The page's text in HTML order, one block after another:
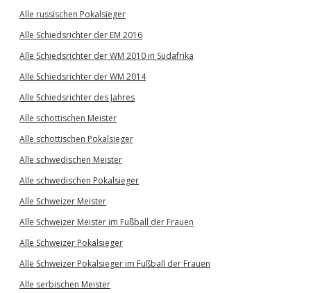
Alle russischen Pokalsieger
Alle Schiedsrichter der EM 2016
Alle Schiedsrichter der WM 2010 in Südafrika
Alle Schiedsrichter der WM 2014
Alle Schiedsrichter des Jahres
Alle schottischen Meister
Alle schottischen Pokalsieger
Alle schwedischen Meister
Alle schwedischen Pokalsieger
Alle Schweizer Meister
Alle Schweizer Meister im Fußball der Frauen
Alle Schweizer Pokalsieger
Alle Schweizer Pokalsieger im Fußball der Frauen
Alle serbischen Meister